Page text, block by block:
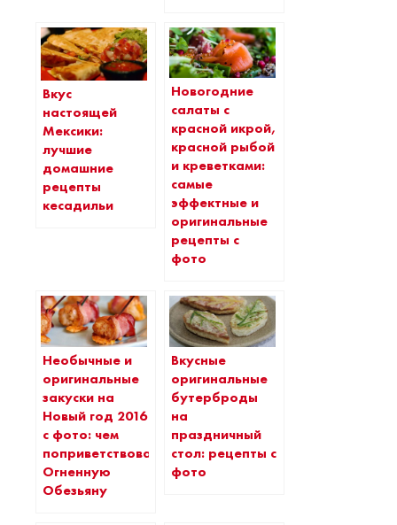
Вкус
настоящей
Мексики:
лучшие
домашние
рецепты
кесадильи
Новогодние
салаты с
красной икрой,
красной рыбой
и креветками:
самые
эффектные и
оригинальные
рецепты с
фото
Необычные и
оригинальные
закуски на
Новый год 2016
с фото: чем
поприветствовать
Огненную
Обезьяну
Вкусные
оригинальные
бутерброды
на
праздничный
стол: рецепты с
фото